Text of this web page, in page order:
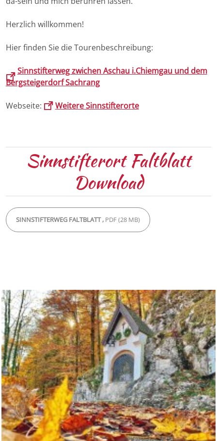
Herzlich willkommen!
Hier finden Sie die Tourenbeschreibung:
Sinnstifterweg zwichen Aschau i.Chiemgau und dem
Bergsteigerdorf Sachrang
Webseite: Weitere Sinnstifterorte
Sinnstifterort Faltblatt
Download
SINNSTIFTERWEG FALTBLATT , PDF (28 MB)